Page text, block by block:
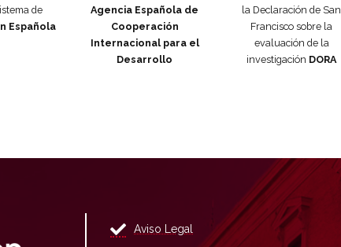
de
Española
Agencia Española de
Cooperación
Internacional para el
Desarrollo
la Declaración de San
Francisco sobre la
evaluación de la
investigación DORA
Aviso Legal